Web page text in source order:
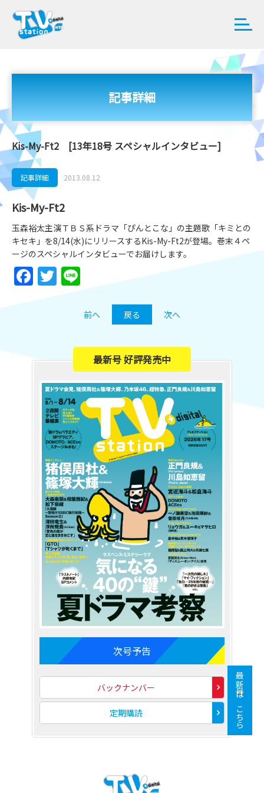
記事詳細
Kis-My-Ft2 [13年18号 スペシャルインタビュー]
記事詳細 2013.08.12
Kis-My-Ft2
玉森裕太主演ＴＢＳ系ドラマ「ぴんとこな」の主題歌「キミとの
キセキ」を8/14(水)にリリースするKis-My-Ft2が登場。巻末４ペ
ージのスペシャルインタビューでお届けします。
Facebook
Twitter
前へ 戻る 次へ
最新号 好評発売中
次号予告
バックナンバー
定期購読 最新号はこちら